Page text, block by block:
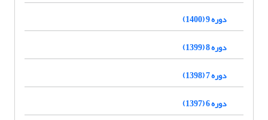
دوره 9 (1400)
دوره 8 (1399)
دوره 7 (1398)
دوره 6 (1397)